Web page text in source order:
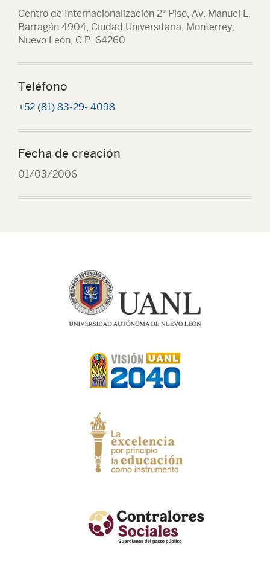
Centro de Internacionalización 2° Piso, Av. Manuel L.
Barragán 4904, Ciudad Universitaria, Monterrey,
Nuevo León, C.P. 64260
Teléfono
+52 (81) 83-29- 4098
Fecha de creación
01/03/2006